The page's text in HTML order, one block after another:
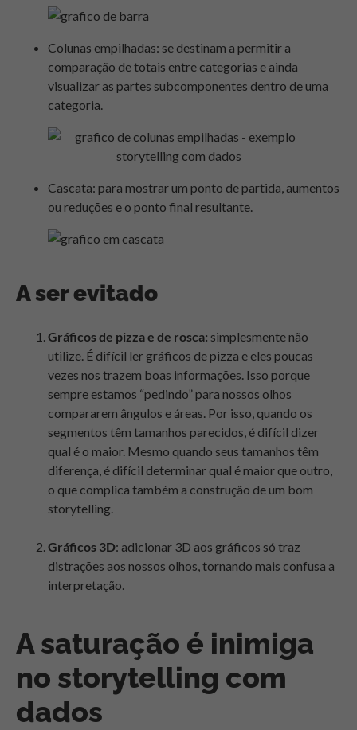
Colunas empilhadas: se destinam a permitir a
comparação de totais entre categorias e ainda
visualizar as partes subcomponentes dentro de uma
categoria.
Cascata: para mostrar um ponto de partida, aumentos
ou reduções e o ponto final resultante.
A ser evitado
Gráficos de pizza e de rosca: simplesmente não
utilize. É difícil ler gráficos de pizza e eles poucas
vezes nos trazem boas informações. Isso porque
sempre estamos “pedindo” para nossos olhos
compararem ângulos e áreas. Por isso, quando os
segmentos têm tamanhos parecidos, é difícil dizer
qual é o maior. Mesmo quando seus tamanhos têm
diferença, é difícil determinar qual é maior que outro,
o que complica também a construção de um bom
storytelling.
Gráficos 3D: adicionar 3D aos gráficos só traz
distrações aos nossos olhos, tornando mais confusa a
interpretação.
A saturação é inimiga
no storytelling com
dados